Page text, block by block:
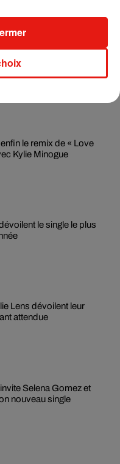
à la vie de chatelain
le remix de « Love
Kylie Minogue
le single le plus
Lens dévoilent leur
attendue
Selena Gomez et
nouveau single